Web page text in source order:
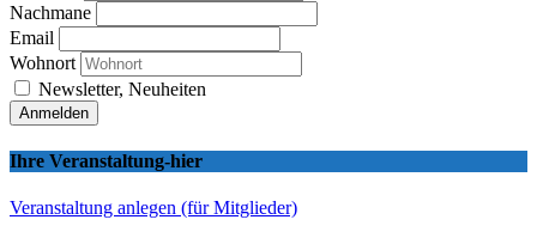
Nachmane
Email
Wohnort
Newsletter, Neuheiten
Ihre Veranstaltung-hier
Veranstaltung anlegen (für Mitglieder)